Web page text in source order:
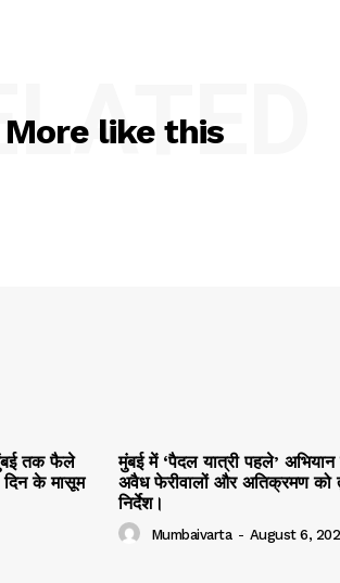
More like this
तक फैले
दिन के मासूम
मुंबई में ‘पैदल यात्री पहले’
अवैध फेरीवालों और अतिक्रमण को
निर्देश।
Mumbaivarta - August 6,